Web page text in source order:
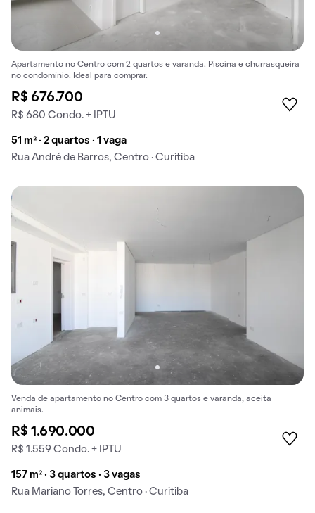
Apartamento no Centro com 2 quartos e varanda. Piscina e churrasqueira
no condomínio. Ideal para comprar.
R$ 676.700
R$ 680 Condo. + IPTU
51 m² · 2 quartos · 1 vaga
Rua André de Barros, Centro · Curitiba
Venda de apartamento no Centro com 3 quartos e varanda, aceita
animais.
R$ 1.690.000
R$ 1.559 Condo. + IPTU
157 m² · 3 quartos · 3 vagas
Rua Mariano Torres, Centro · Curitiba